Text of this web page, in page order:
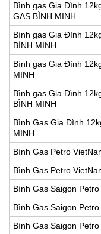
Bình gas Gia Đình
GAS BÌNH MINH
Bình gas Gia Đình
BÌNH MINH
Bình gas Gia Đình
MINH
Bình gas Gia Đình
BÌNH MINH
Bình Gas Gia Đình
MINH
Bình Gas Petro
Bình Gas Petro
Bình Gas Saigon
Bình Gas Saigon
Bình Gas Saigon